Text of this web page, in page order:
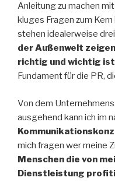
Anleitung zu machen
kluges Fragen zum
stehen idealerweise drei
der Außenwelt
richtig und wichtig
Fundament für die PR,
Von dem
ausgehend kann ich im
mich fragen wer meine
Menschen die von
Dienstleistung